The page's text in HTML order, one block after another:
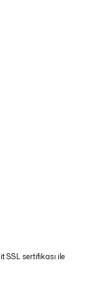
SSL sertifikası ile